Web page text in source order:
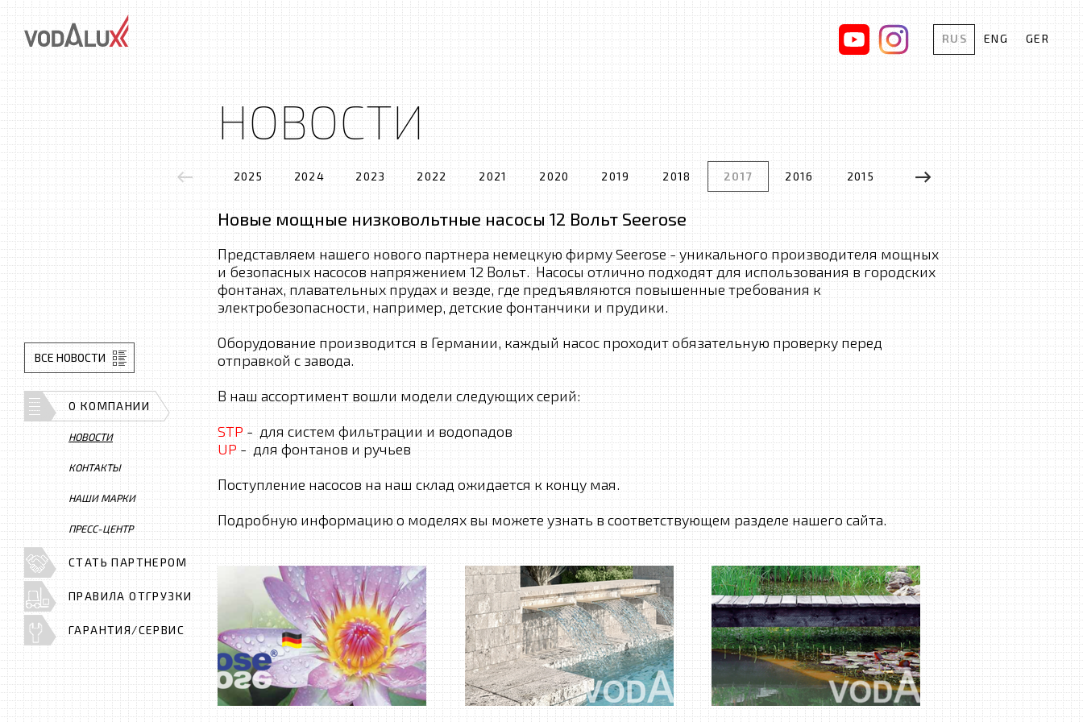
RUS ENG GER
НОВОСТИ
2025 2024 2023 2022 2021 2020 2019 2018 2017 2016 2015 2014 2013 2012
Новые мощные низковольтные насосы 12 Вольт Seerose
Представляем нашего нового партнера немецкую фирму Seerose - уникального производителя мощных
и безопасных насосов напряжением 12 Вольт. Насосы отлично подходят для использования в городских
фонтанах, плавательных прудах и везде, где предъявляются повышенные требования к
электробезопасности, например, детские фонтанчики и прудики.
Оборудование производится в Германии, каждый насос проходит обязательную проверку перед
отправкой с завода.
В наш ассортимент вошли модели следующих серий:
STP- для систем фильтрации и водопадов
UP- для фонтанов и ручьев
Поступление насосов на наш склад ожидается к концу мая.
Подробную информацию о моделях вы можете узнать в соответствующем разделе нашего сайта.
ВСЕ НОВОСТИ
О КОМПАНИИ
НОВОСТИ
КОНТАКТЫ
НАШИ МАРКИ
ПРЕСС-ЦЕНТР
СТАТЬ ПАРТНЕРОМ
ПРАВИЛА ОТГРУЗКИ
ГАРАНТИЯ/СЕРВИС